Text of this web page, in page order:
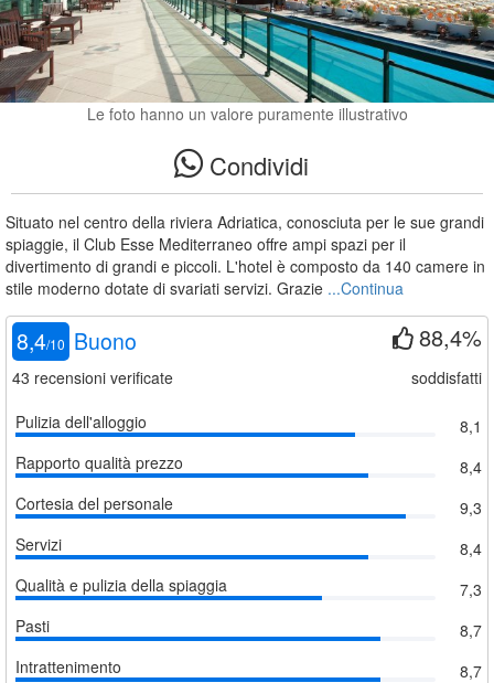
Le foto hanno un valore puramente illustrativo
Condividi
Situato nel centro della riviera Adriatica, conosciuta per le sue grandi
spiaggie, il Club Esse Mediterraneo offre ampi spazi per il
divertimento di grandi e piccoli. L'hotel è composto da 140 camere in
stile moderno dotate di svariati servizi. Grazie ...Continua
8,4/10 Buono
43 recensioni verificate
88,4%
soddisfatti
Pulizia dell'alloggio
8,1
Rapporto qualità prezzo
8,4
Cortesia del personale
9,3
Servizi
8,4
Qualità e pulizia della spiaggia
7,3
Pasti
8,7
Intrattenimento
8,7